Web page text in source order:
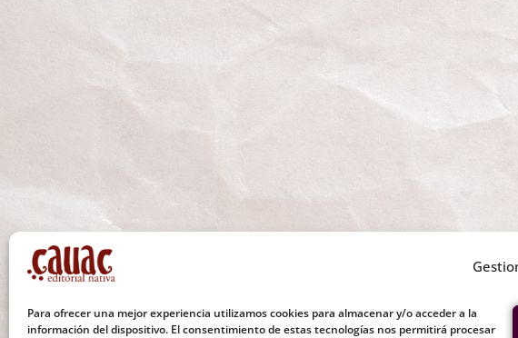
Para ofrecer una mejor experiencia utilizamos cookies para almacenar y/o acceder a la
información del dispositivo. El consentimiento de estas tecnologías nos permitirá procesar